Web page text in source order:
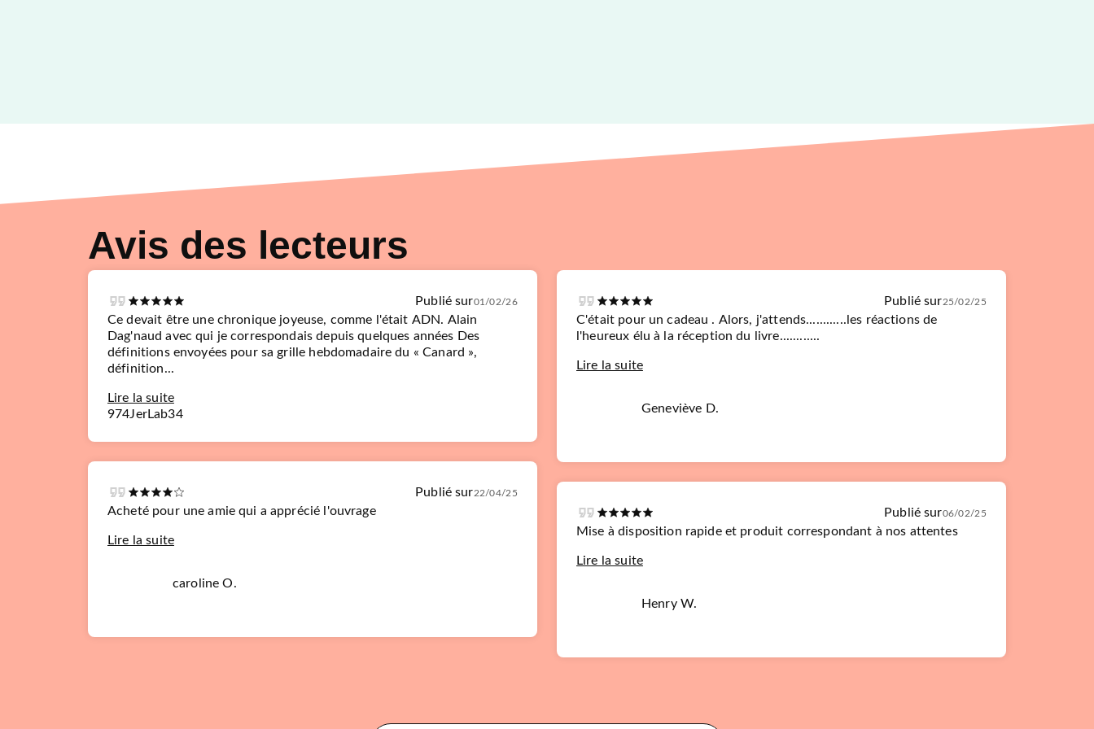
Avis des lecteurs
Publié sur01/02/26
Ce devait être une chronique joyeuse, comme l'était ADN. Alain
Dag'naud avec qui je correspondais depuis quelques années Des
définitions envoyées pour sa grille hebdomadaire du « Canard »,
définition...
Lire la suite
974JerLab34
Publié sur22/04/25
Acheté pour une amie qui a apprécié l'ouvrage
Lire la suite
caroline O.
Publié sur25/02/25
C'était pour un cadeau . Alors, j'attends............les réactions de
l'heureux élu à la réception du livre............
Lire la suite
Geneviève D.
Publié sur06/02/25
Mise à disposition rapide et produit correspondant à nos attentes
Lire la suite
Henry W.